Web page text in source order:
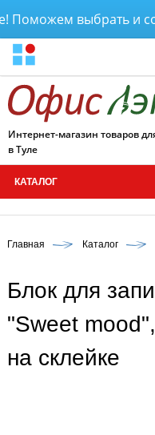
выбрать и
Интернет-магазин товаров
в Туле
КАТАЛОГ
Главная Каталог
Блок для
"Sweet
на склейке